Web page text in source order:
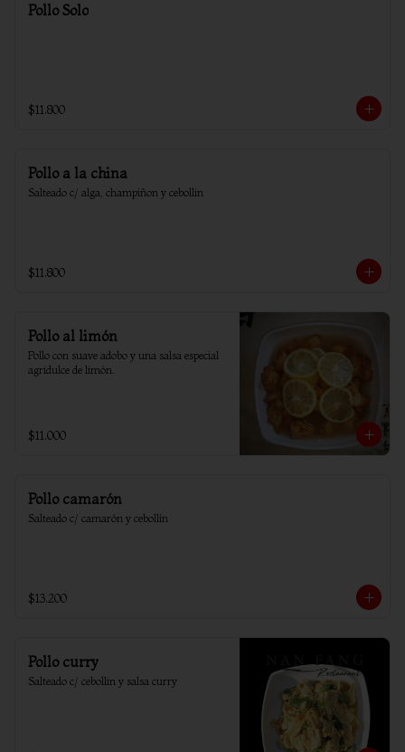
Pollo Solo
$11.800
Pollo a la china
Salteado c/ alga, champiñon y cebollin
$11.800
Pollo al limón
Pollo con suave adobo y una salsa especial
agridulce de limón.
$11.000
Pollo camarón
Salteado c/ camarón y cebollín
$13.200
Pollo curry
Salteado c/ cebollin y salsa curry